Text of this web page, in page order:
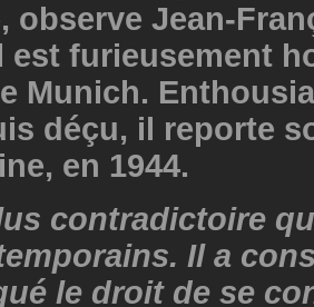
, observe Jean-
est furieusement
Munich.
déçu, il reporte
en 1944.
contradictoire
Il a
le droit de se